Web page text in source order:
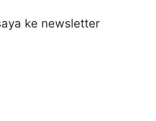
ke newsletter